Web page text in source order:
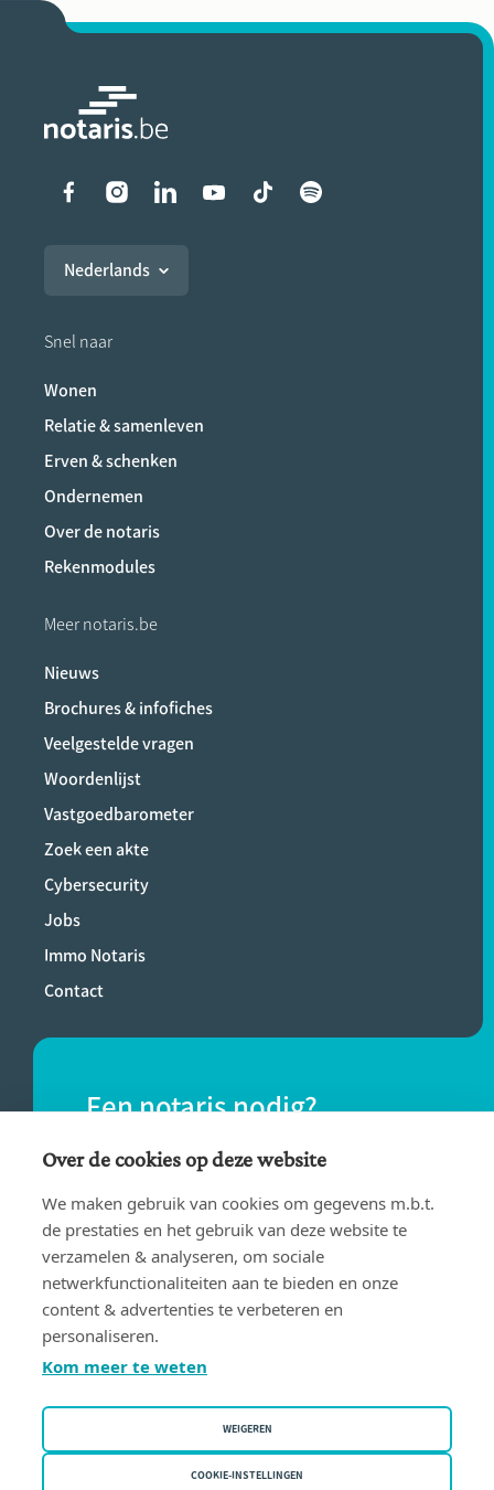
Liens vers les réseaux
Nederlands
Snel naar
Wonen
Relatie & samenleven
Erven & schenken
Ondernemen
Over de notaris
Rekenmodules
Meer notaris.be
Nieuws
Brochures & infofiches
Veelgestelde vragen
Woordenlijst
Vastgoedbarometer
Zoek een akte
Cybersecurity
Jobs
Immo Notaris
Contact
Een notaris nodig?
Vind eenvoudig een notaris bij jou in de
buurt.
VIND EEN NOTARIS
Gebruiksvoorwaarden
Privacy policy
Over de cookies op deze website
We maken gebruik van cookies om gegevens m.b.t.
de prestaties en het gebruik van deze website te
verzamelen & analyseren, om sociale
netwerkfunctionaliteiten aan te bieden en onze
content & advertenties te verbeteren en
personaliseren.
Kom meer te weten
WEIGEREN
COOKIE-INSTELLINGEN